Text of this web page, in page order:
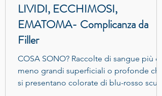
LIVIDI, ECCHIMOSI,
EMATOMA- Complicanza da
Filler
COSA SONO? Raccolte di sangue più o
meno grandi superficiali o profonde che
si presentano colorate di blu-rosso scuro,